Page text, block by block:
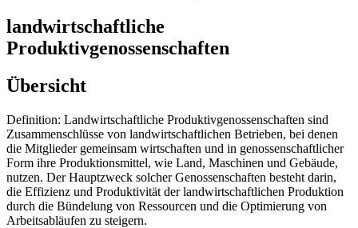
landwirtschaftliche
Produktivgenossenschaften
Übersicht
Definition: Landwirtschaftliche Produktivgenossenschaften sind
Zusammenschlüsse von landwirtschaftlichen Betrieben, bei denen
die Mitglieder gemeinsam wirtschaften und in genossenschaftlicher
Form ihre Produktionsmittel, wie Land, Maschinen und Gebäude,
nutzen. Der Hauptzweck solcher Genossenschaften besteht darin,
die Effizienz und Produktivität der landwirtschaftlichen Produktion
durch die Bündelung von Ressourcen und die Optimierung von
Arbeitsabläufen zu steigern.